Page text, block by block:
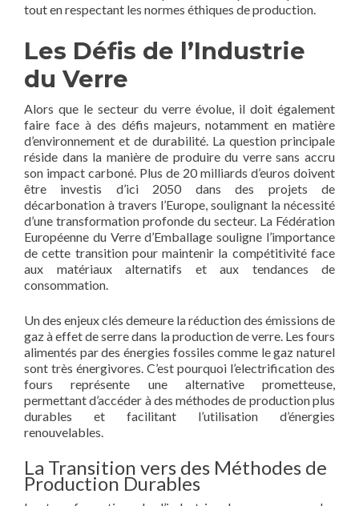
tout en respectant les normes éthiques de production.
Les Défis de l’Industrie
du Verre
Alors que le secteur du verre évolue, il doit également
faire face à des défis majeurs, notamment en matière
d’environnement et de durabilité. La question principale
réside dans la manière de produire du verre sans accru
son impact carboné. Plus de 20 milliards d’euros doivent
être investis d’ici 2050 dans des projets de
décarbonation à travers l’Europe, soulignant la nécessité
d’une transformation profonde du secteur. La Fédération
Européenne du Verre d’Emballage souligne l’importance
de cette transition pour maintenir la compétitivité face
aux matériaux alternatifs et aux tendances de
consommation.
Un des enjeux clés demeure la réduction des émissions de
gaz à effet de serre dans la production de verre. Les fours
alimentés par des énergies fossiles comme le gaz naturel
sont très énergivores. C’est pourquoi l’electrification des
fours représente une alternative prometteuse,
permettant d’accéder à des méthodes de production plus
durables et facilitant l’utilisation d’énergies
renouvelables.
La Transition vers des Méthodes de
Production Durables